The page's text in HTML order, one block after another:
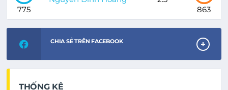
775 863
CHIA SẺ TRÊN FACEBOOK
THỐNG KÊ